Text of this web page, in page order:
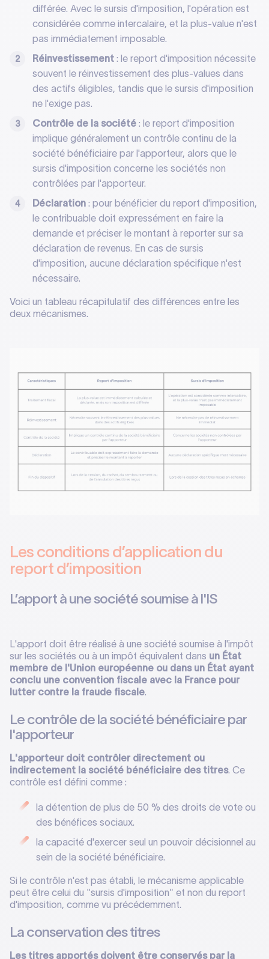
différée. Avec le sursis d'imposition, l'opération est
considérée comme intercalaire, et la plus-value n'est
pas immédiatement imposable.
Réinvestissement : le report d'imposition nécessite
souvent le réinvestissement des plus-values dans
des actifs éligibles, tandis que le sursis d'imposition
ne l'exige pas.
Contrôle de la société : le report d'imposition
implique généralement un contrôle continu de la
société bénéficiaire par l'apporteur, alors que le
sursis d'imposition concerne les sociétés non
contrôlées par l'apporteur.
Déclaration : pour bénéficier du report d'imposition,
le contribuable doit expressément en faire la
demande et préciser le montant à reporter sur sa
déclaration de revenus. En cas de sursis
d'imposition, aucune déclaration spécifique n'est
nécessaire.
Voici un tableau récapitulatif des différences entre les
deux mécanismes.
Les conditions d’application du
report d’imposition
L’apport à une société soumise à l'IS
L'apport doit être réalisé à une société soumise à l'impôt
sur les sociétés ou à un impôt équivalent dans un État
membre de l'Union européenne ou dans un État ayant
conclu une convention fiscale avec la France pour
lutter contre la fraude fiscale.
Le contrôle de la société bénéficiaire par
l'apporteur
L'apporteur doit contrôler directement ou
indirectement la société bénéficiaire des titres. Ce
contrôle est défini comme :
la détention de plus de 50 % des droits de vote ou
des bénéfices sociaux.
la capacité d'exercer seul un pouvoir décisionnel au
sein de la société bénéficiaire.
Si le contrôle n'est pas établi, le mécanisme applicable
peut être celui du "sursis d'imposition" et non du report
d'imposition, comme vu précédemment.
La conservation des titres
Les titres apportés doivent être conservés par la